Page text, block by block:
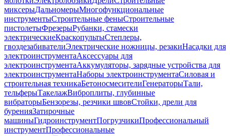
миксерыДальномерыМногофункциональные
инструментыСтроительные феныСтроительные
пистолетыФрезерыРубанки, стамески
электрическиеКраскопультыСтеплеры,
гвоздезабивателиЭлектрические ножницы, резакиНасадки для
электроинструментаАксессуары для
электроинструментаАккумуляторы, зарядные устройства для
электроинструментаНаборы электроинструментаСиловая и
строительная техникаБетоносмесителиГенераторыТали,
тельферыТакелажВиброплиты, глубинные
вибраторыБензорезы, резчики швовСтойки, дрели для
буренияЗатирочные
машиныГидроинструментПогрузчикиПрофессиональный
инструментПрофессиональные